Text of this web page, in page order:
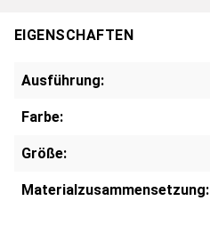
EIGENSCHAFTEN
Ausführung:
Farbe:
Größe:
Materialzusammensetzung: